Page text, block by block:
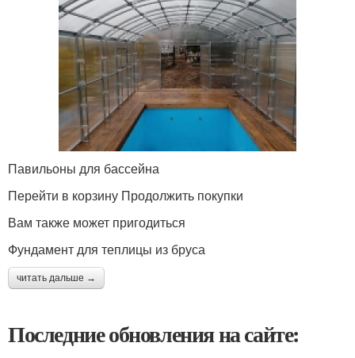
Павильоны для бассейна
Перейти в корзину Продолжить покупки
Вам также может пригодиться
Фундамент для теплицы из бруса
читать дальше →
Последние обновления на сайте: